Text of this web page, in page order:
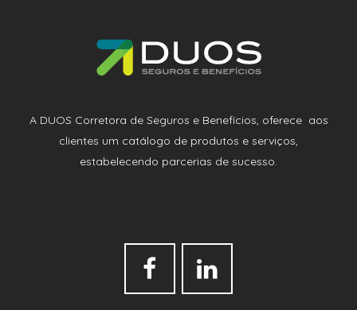
A DUOS Corretora de Seguros e Benefícios, oferece aos
clientes um catálogo de produtos e serviços,
estabelecendo parcerias de sucesso.